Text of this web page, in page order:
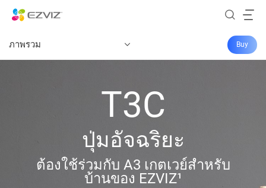
ภาพรวม Buy
T3C
ปุ่มอัจฉริยะ
ต้องใช้ร่วมกับ A3 เกตเวย์สำหรับ
บ้านของ EZVIZ¹